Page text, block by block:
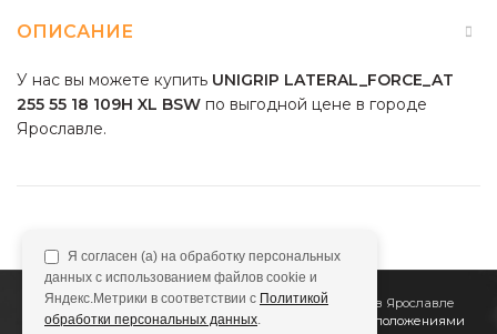
ОПИСАНИЕ
У нас вы можете купить UNIGRIP LATERAL_FORCE_AT
255 55 18 109H XL BSW по выгодной цене в городе
Ярославле.
2011Все Колёса Интернет-магазин шин и дисков в Ярославле
Сайт не является публичной офертой, определяемой положениями
Я согласен (а) на обработку персональных
данных с использованием файлов cookie и
Яндекс.Метрики в соответствии с Политикой
обработки персональных данных.